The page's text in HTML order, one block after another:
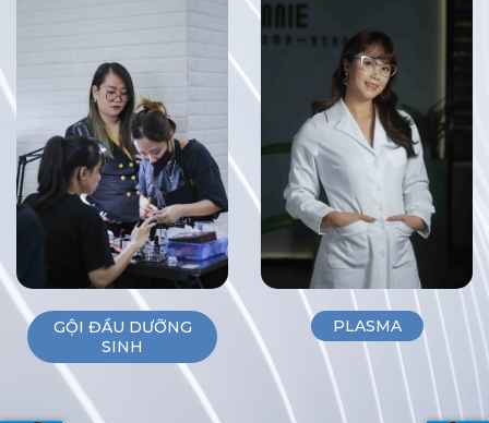
GỘI ĐẦU DƯỠNG
SINH
PLASMA